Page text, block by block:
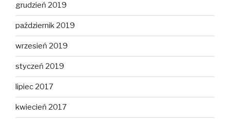
grudzień 2019
październik 2019
wrzesień 2019
styczeń 2019
lipiec 2017
kwiecień 2017